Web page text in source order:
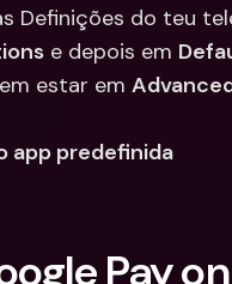
Definições do teu
e depois em
estar em
app predefinida
Pay